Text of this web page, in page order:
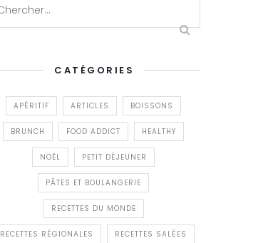
CATÉGORIES
APÉRITIF ARTICLES BOISSONS
BRUNCH FOOD ADDICT HEALTHY
NOËL PETIT DÉJEUNER
PÂTES ET BOULANGERIE
RECETTES DU MONDE
RECETTES RÉGIONALES RECETTES SALÉES